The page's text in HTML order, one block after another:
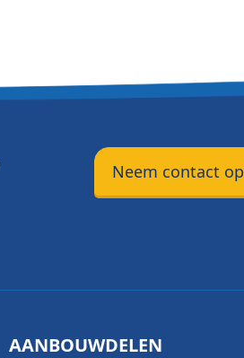
Neem contact op
AANBOUWDELEN